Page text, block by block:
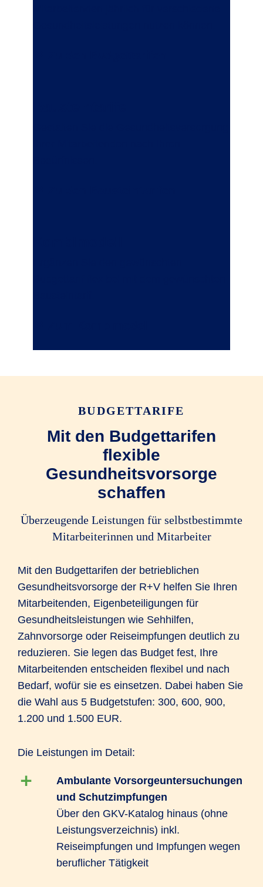
BUDGETTARIFE
Mit den Budgettarifen
flexible
Gesundheitsvorsorge
schaffen
Überzeugende Leistungen für selbstbestimmte
Mitarbeiterinnen und Mitarbeiter
Mit den Budgettarifen der betrieblichen
Gesundheitsvorsorge der R+V helfen Sie Ihren
Mitarbeitenden, Eigenbeteiligungen für
Gesundheitsleistungen wie Sehhilfen,
Zahnvorsorge oder Reiseimpfungen deutlich zu
reduzieren. Sie legen das Budget fest, Ihre
Mitarbeitenden entscheiden flexibel und nach
Bedarf, wofür sie es einsetzen. Dabei haben Sie
die Wahl aus 5 Budgetstufen: 300, 600, 900,
1.200 und 1.500 EUR.
Die Leistungen im Detail:
Ambulante Vorsorgeuntersuchungen
und Schutzimpfungen
Über den GKV-Katalog hinaus (ohne
Leistungsverzeichnis) inkl.
Reiseimpfungen und Impfungen wegen
beruflicher Tätigkeit